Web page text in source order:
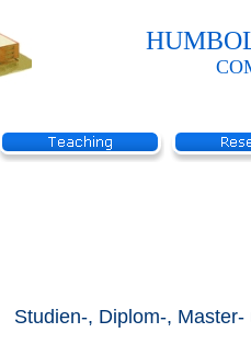
Studien-, Diplom-,